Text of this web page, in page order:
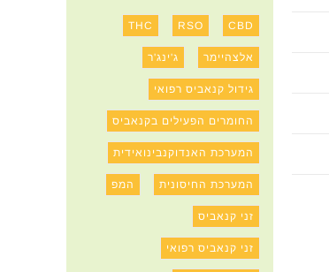
CBD
RSO
THC
אלצהיימר ג'ינג'ר
גידול קנאביס רפואי
החומרים הפעילים בקנאביס
המערכת האנדוקנבינואידית
המערכת החיסונית המפ
זני קנאביס
זני קנאביס רפואי